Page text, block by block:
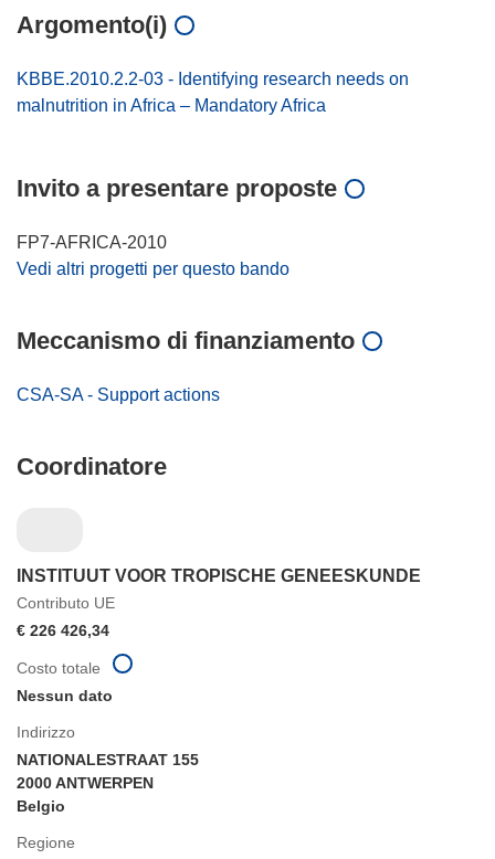
Argomento(i)
KBBE.2010.2.2-03 - Identifying research needs on
malnutrition in Africa – Mandatory Africa
Invito a presentare proposte
FP7-AFRICA-2010
Vedi altri progetti per questo bando
Meccanismo di finanziamento
CSA-SA - Support actions
Coordinatore
INSTITUUT VOOR TROPISCHE GENEESKUNDE
Contributo UE
€ 226 426,34
Indirizzo
NATIONALESTRAAT 155
2000 ANTWERPEN
Belgio
Regione
Costo totale
Nessun dato